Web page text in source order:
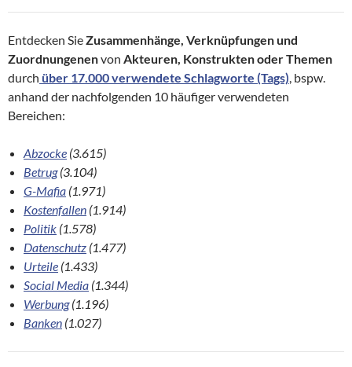
Entdecken SieZusammenhänge, Verknüpfungen und
Zuordnungenenvon Akteuren, Konstrukten oder Themen
durch über 17.000 verwendete Schlagworte (Tags), bspw.
anhand der nachfolgenden 10 häufiger verwendeten
Bereichen:
Abzocke (3.615)
Betrug(3.104)
G-Mafia (1.971)
Kostenfallen (1.914)
Politik (1.578)
Datenschutz (1.477)
Urteile (1.433)
Social Media (1.344)
Werbung(1.196)
Banken (1.027)